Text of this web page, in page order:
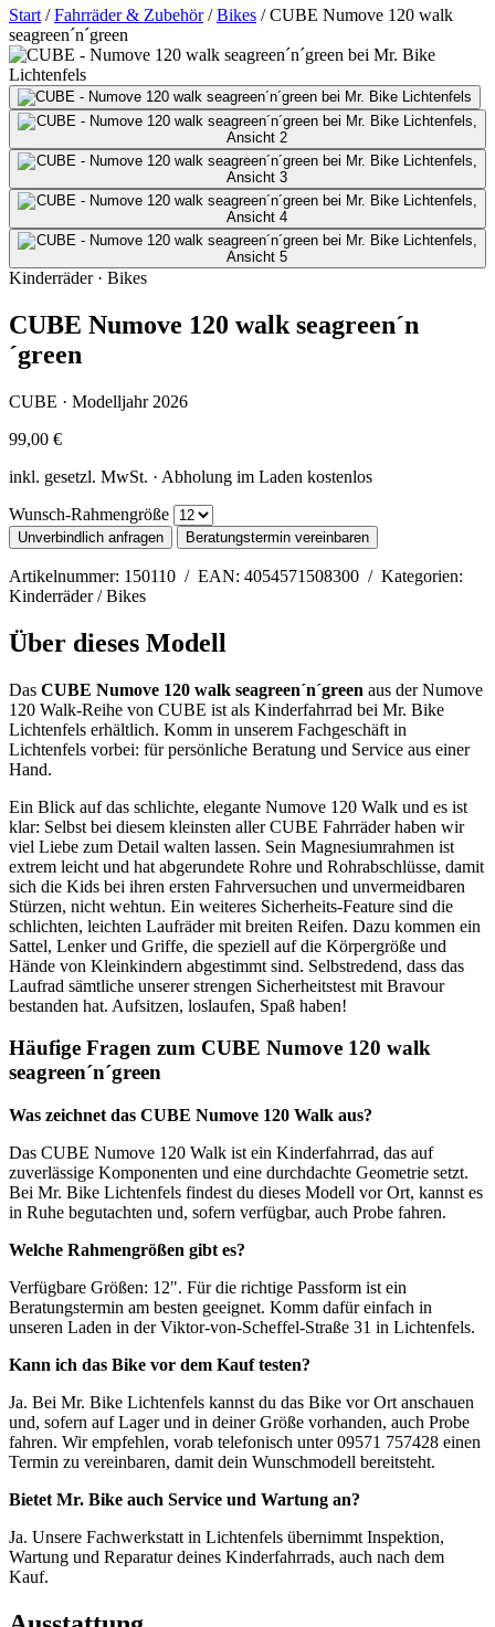
Start / Fahrräder & Zubehör / Bikes /CUBE Numove 120 walk
seagreen´n´green
Kinderräder · Bikes
CUBE Numove 120 walk seagreen´n
´green
CUBE · Modelljahr 2026
99,00 €
inkl. gesetzl. MwSt. · Abholung im Laden kostenlos
Wunsch-Rahmengröße
Unverbindlich anfragen Beratungstermin vereinbaren
Artikelnummer: 150110 / EAN: 4054571508300 / Kategorien:
Kinderräder / Bikes
Über dieses Modell
Das CUBE Numove 120 walk seagreen´n´green aus der Numove
120 Walk-Reihe von CUBE ist als Kinderfahrrad bei Mr. Bike
Lichtenfels erhältlich. Komm in unserem Fachgeschäft in
Lichtenfels vorbei: für persönliche Beratung und Service aus einer
Hand.
Ein Blick auf das schlichte, elegante Numove 120 Walk und es ist
klar: Selbst bei diesem kleinsten aller CUBE Fahrräder haben wir
viel Liebe zum Detail walten lassen. Sein Magnesiumrahmen ist
extrem leicht und hat abgerundete Rohre und Rohrabschlüsse, damit
sich die Kids bei ihren ersten Fahrversuchen und unvermeidbaren
Stürzen, nicht wehtun. Ein weiteres Sicherheits-Feature sind die
schlichten, leichten Laufräder mit breiten Reifen. Dazu kommen ein
Sattel, Lenker und Griffe, die speziell auf die Körpergröße und
Hände von Kleinkindern abgestimmt sind. Selbstredend, dass das
Laufrad sämtliche unserer strengen Sicherheitstest mit Bravour
bestanden hat. Aufsitzen, loslaufen, Spaß haben!
Häufige Fragen zum CUBE Numove 120 walk
seagreen´n´green
Was zeichnet das CUBE Numove 120 Walk aus?
Das CUBE Numove 120 Walk ist ein Kinderfahrrad, das auf
zuverlässige Komponenten und eine durchdachte Geometrie setzt.
Bei Mr. Bike Lichtenfels findest du dieses Modell vor Ort, kannst es
in Ruhe begutachten und, sofern verfügbar, auch Probe fahren.
Welche Rahmengrößen gibt es?
Verfügbare Größen: 12". Für die richtige Passform ist ein
Beratungstermin am besten geeignet. Komm dafür einfach in
unseren Laden in der Viktor-von-Scheffel-Straße 31 in Lichtenfels.
Kann ich das Bike vor dem Kauf testen?
Ja. Bei Mr. Bike Lichtenfels kannst du das Bike vor Ort anschauen
und, sofern auf Lager und in deiner Größe vorhanden, auch Probe
fahren. Wir empfehlen, vorab telefonisch unter 09571 757428 einen
Termin zu vereinbaren, damit dein Wunschmodell bereitsteht.
Bietet Mr. Bike auch Service und Wartung an?
Ja. Unsere Fachwerkstatt in Lichtenfels übernimmt Inspektion,
Wartung und Reparatur deines Kinderfahrrads, auch nach dem
Kauf.